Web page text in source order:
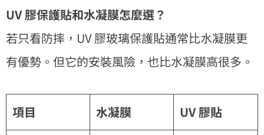
UV 膠保護貼和水凝膜怎麼選？
若只看防摔，UV 膠玻璃保護貼通常比水凝膜更
有優勢。但它的安裝風險，也比水凝膜高很多。
項目 水凝膜 UV 膠貼